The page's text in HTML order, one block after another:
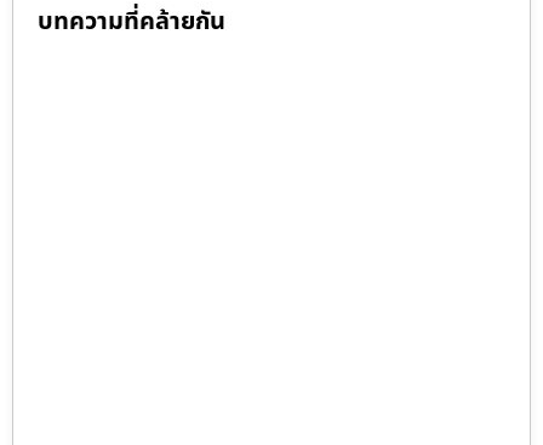
บทความที่คล้ายกัน